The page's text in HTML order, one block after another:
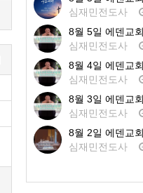
심재민전도사
8월 5일 에덴교
심재민전도사
8월 4일 에덴교
심재민전도사
8월 3일 에덴교
심재민전도사
8월 2일 에덴교
심재민전도사